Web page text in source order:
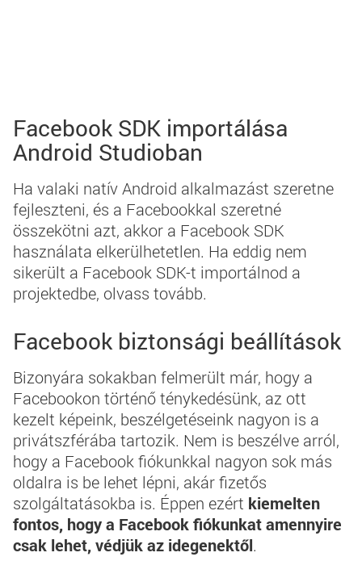
Facebook SDK importálása
Android Studioban
Ha valaki natív Android alkalmazást szeretne
fejleszteni, és a Facebookkal szeretné
összekötni azt, akkor a Facebook SDK
használata elkerülhetetlen. Ha eddig nem
sikerült a Facebook SDK-t importálnod a
projektedbe, olvass tovább.
Facebook biztonsági beállítások
Bizonyára sokakban felmerült már, hogy a
Facebookon történő ténykedésünk, az ott
kezelt képeink, beszélgetéseink nagyon is a
privátszférába tartozik. Nem is beszélve arról,
hogy a Facebook fiókunkkal nagyon sok más
oldalra is be lehet lépni, akár fizetős
szolgáltatásokba is. Éppen ezért kiemelten
fontos, hogy a Facebook fiókunkat amennyire
csak lehet, védjük az idegenektől.